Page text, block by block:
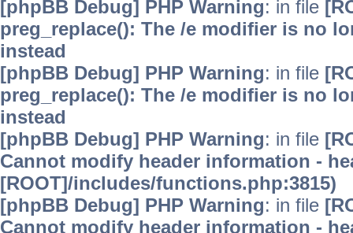
[phpBB Debug] PHP Warning: in file
preg_replace(): The /e modifier is no
instead
[phpBB Debug] PHP Warning: in file
preg_replace(): The /e modifier is no
instead
[phpBB Debug] PHP Warning: in file
Cannot modify header information -
[ROOT]/includes/functions.php:3815)
[phpBB Debug] PHP Warning: in file
Cannot modify header information -